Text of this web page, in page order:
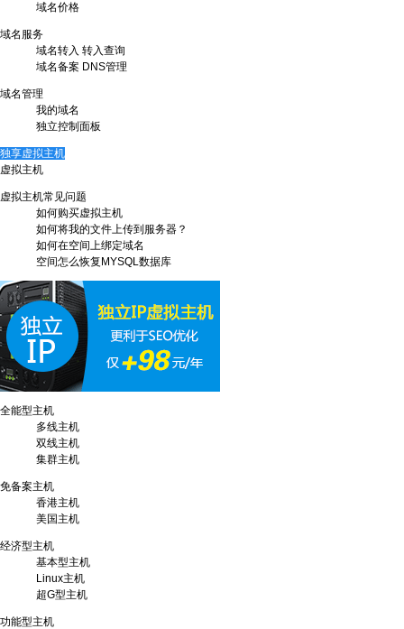
域名价格
域名服务
域名转入 转入查询
域名备案 DNS管理
域名管理
我的域名
独立控制面板
独享虚拟主机
虚拟主机
虚拟主机常见问题
如何购买虚拟主机
如何将我的文件上传到服务器？
如何在空间上绑定域名
空间怎么恢复MYSQL数据库
全能型主机
多线主机
双线主机
集群主机
免备案主机
香港主机
美国主机
经济型主机
基本型主机
Linux主机
超G型主机
功能型主机